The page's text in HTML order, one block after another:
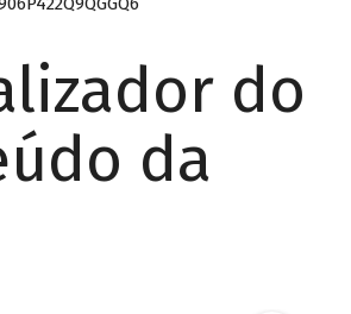
do
da